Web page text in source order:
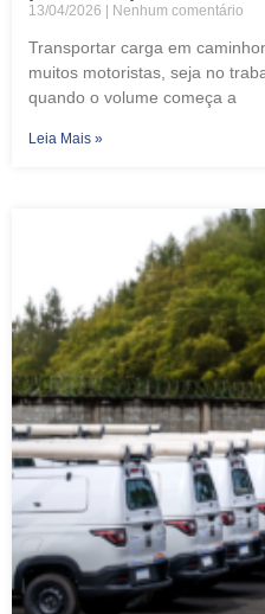
13/04/2026 Nenhum comentário
Transportar carga em
muitos motoristas, seja no
quando o volume começa a
Leia Mais »